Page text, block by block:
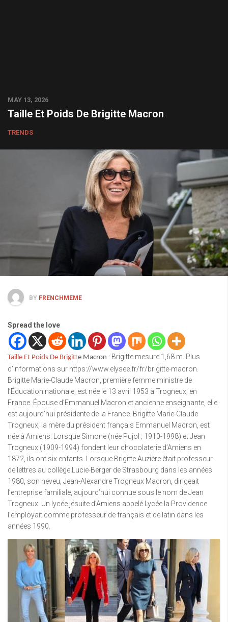
MAY 13, 2026
Taille Et Poids De Brigitte Macron
TRENDS
BY FRENCHMEME
Spread the love
Taille Et Poids De Brigitte Macron : Brigitte mesure 1,68 m. Plus
d’informations sur https://www.elysee.fr/fr/brigitte-macron.
Brigitte Marie-Claude Macron, première femme ministre de
l’Éducation nationale, est née le 13 avril 1953 à Trogneux, en
France. Épouse d’Emmanuel Macron et ancienne enseignante, elle
est aujourd’hui présidente de la France. Brigitte Marie-Claude
Trogneux, la mère du président français Emmanuel Macron, est
née à Amiens. Lorsque Simone (née Pujol ; 1910-1998) et Jean
Trogneux (1909-1994) fondent leur chocolaterie d’Amiens en
1872, ils ont six enfants. Lorsque Brigitte Auzière était professeur
de lettres au collège Lucie-Berger de Strasbourg dans les années
1980, son neveu, Jean-Alexandre Trogneux Macron, dirigeait
l’entreprise familiale, aujourd’hui connue sous le nom de Jean
Trogneux. Un lycée jésuite d’Amiens appelé Lycée la Providence
l’employait comme professeur de français et de latin dans les
années 1990.